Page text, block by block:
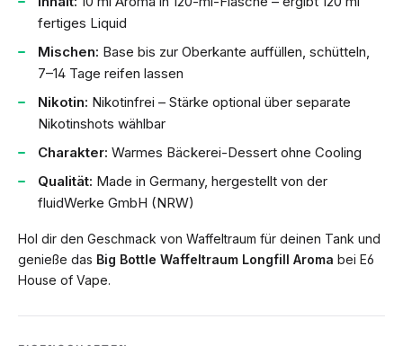
fertiges Liquid
Mischen: Base bis zur Oberkante auffüllen, schütteln,
7–14 Tage reifen lassen
Nikotin: Nikotinfrei – Stärke optional über separate
Nikotinshots wählbar
Charakter: Warmes Bäckerei-Dessert ohne Cooling
Qualität: Made in Germany, hergestellt von der
fluidWerke GmbH (NRW)
Hol dir den Geschmack von Waffeltraum für deinen Tank und
genieße das Big Bottle Waffeltraum Longfill Aroma bei E6
House of Vape.